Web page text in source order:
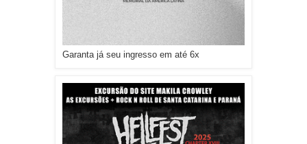
Garanta já seu ingresso em até 6x